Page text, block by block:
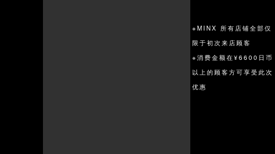
※MINX 所有店铺全部仅
限于初次来店顾客
※消费金额在¥6600日币
以上的顾客方可享受此次
优惠